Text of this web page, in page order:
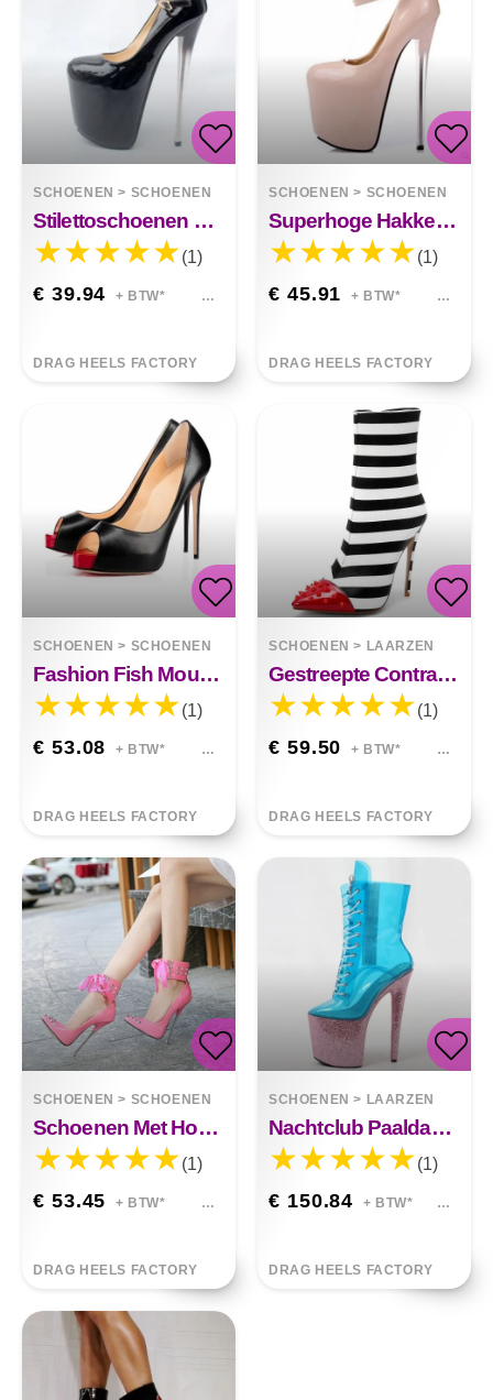
SCHOENEN > SCHOENEN
Stilettoschoenen Met Hoge Hakken, Grote Maten Kimberly
(1)
€ 39.94 + BTW*
DRAG HEELS FACTORY
SCHOENEN > SCHOENEN
Superhoge Hakken Nachtclub Leren Schoenen Haten Sky High Sloane
(1)
€ 45.91 + BTW*
DRAG HEELS FACTORY
SCHOENEN > SCHOENEN
Fashion Fish Mouth Waterproof Stiletto Juliette
(1)
€ 53.08 + BTW*
DRAG HEELS FACTORY
SCHOENEN > LAARZEN
Gestreepte Contrastkleur 12 Cm Ultrahoge Stiletto Klinknageltip
(1)
€ 59.50 + BTW*
DRAG HEELS FACTORY
SCHOENEN > SCHOENEN
Schoenen Met Hoge Hakken Klinknagels Puntige Schoenen Catalina
(1)
€ 53.45 + BTW*
DRAG HEELS FACTORY
SCHOENEN > LAARZEN
Nachtclub Paaldansschoenen Juniper
(1)
€ 150.84 + BTW*
DRAG HEELS FACTORY